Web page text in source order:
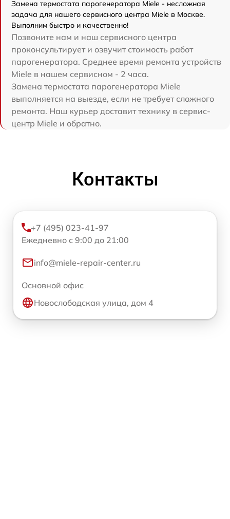
Замена термостата парогенератора Miele - несложная
задача для нашего сервисного центра Miele в Москве.
Выполним быстро и качественно!
Позвоните нам и наш сервисного центра
проконсультирует и озвучит стоимость работ
парогенератора. Среднее время ремонта устройств
Miele в нашем сервисном - 2 часа.
Замена термостата парогенератора Miele
выполняется на выезде, если не требует сложного
ремонта. Наш курьер доставит технику в сервис-
центр Miele и обратно.
Контакты
+7 (495) 023-41-97
Ежедневно с 9:00 до 21:00
info@miele-repair-center.ru
Основной офис
Новослободская улица, дом 4